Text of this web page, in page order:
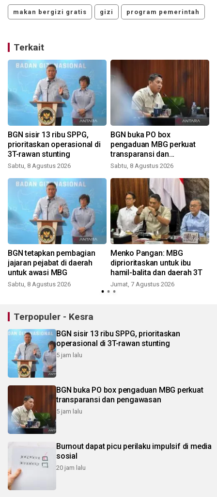
makan bergizi gratis gizi program pemerintah
Terkait
BGN sisir 13 ribu SPPG,
prioritaskan operasional di
3T-rawan stunting
Sabtu, 8 Agustus 2026
BGN buka PO box
pengaduan MBG perkuat
transparansi dan
pengawasan
Sabtu, 8 Agustus 2026
BGN tetapkan pembagian
jajaran pejabat di daerah
untuk awasi MBG
Sabtu, 8 Agustus 2026
Menko Pangan: MBG
diprioritaskan untuk ibu
hamil-balita dan daerah 3T
Jumat, 7 Agustus 2026
Terpopuler - Kesra
BGN sisir 13 ribu SPPG, prioritaskan
operasional di 3T-rawan stunting
5 jam lalu
BGN buka PO box pengaduan MBG perkuat
transparansi dan pengawasan
5 jam lalu
Burnout dapat picu perilaku impulsif di media
sosial
20 jam lalu